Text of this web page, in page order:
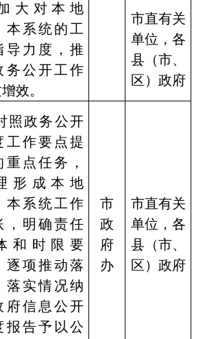
大对本地
本系统的工
导力度，推
务公开工作
效。
市直有关
单位，各
县（市、
区）政府
照政务公开
工作要点提
重点任务，
形成本地
本系统工作
，明确责任
和时限要
逐项推动落
落实情况纳
府信息公开
报告予以公
市
政
府
办
市直有关
单位，各
县（市、
区）政府